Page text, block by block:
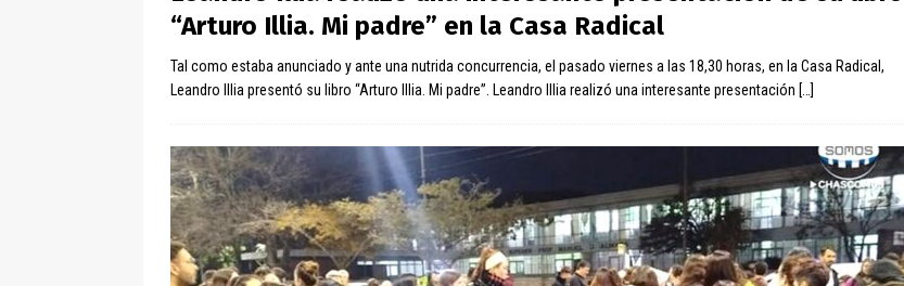
“Arturo Illia. Mi padre” en la Casa Radical
Tal como estaba anunciado y ante una nutrida concurrencia, el pasado viernes a las 18,30 horas, en la Casa Radical,
Leandro Illia presentó su libro “Arturo Illia. Mi padre”. Leandro Illia realizó una interesante presentación […]